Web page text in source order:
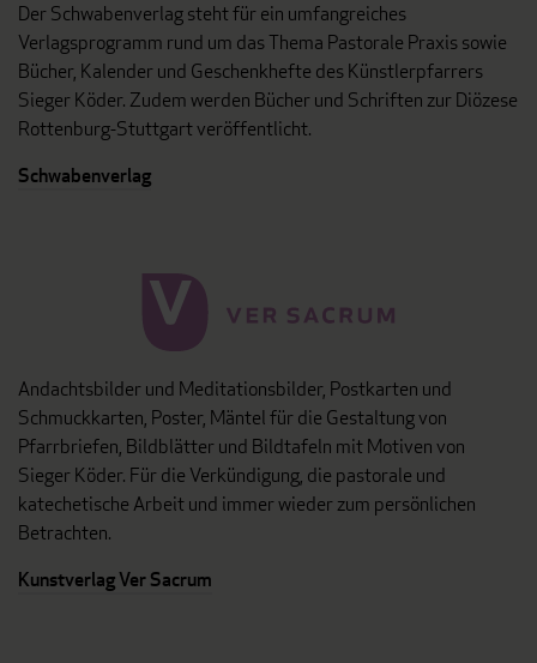
Der Schwabenverlag steht für ein umfangreiches
Verlagsprogramm rund um das Thema Pastorale Praxis sowie
Bücher, Kalender und Geschenkhefte des Künstlerpfarrers
Sieger Köder. Zudem werden Bücher und Schriften zur Diözese
Rottenburg-Stuttgart veröffentlicht.
Schwabenverlag
Andachtsbilder und Meditationsbilder, Postkarten und
Schmuckkarten, Poster, Mäntel für die Gestaltung von
Pfarrbriefen, Bildblätter und Bildtafeln mit Motiven von
Sieger Köder. Für die Verkündigung, die pastorale und
katechetische Arbeit und immer wieder zum persönlichen
Betrachten.
Kunstverlag Ver Sacrum